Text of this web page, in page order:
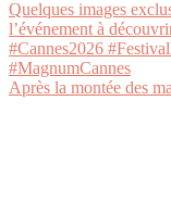
Après la montée des